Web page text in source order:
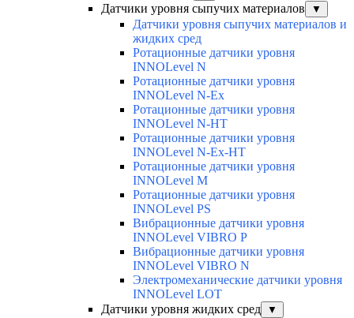
Датчики уровня сыпучих материалов ▼
Датчики уровня сыпучих материалов и
жидких сред
Ротационные датчики уровня
INNOLevel N
Ротационные датчики уровня
INNOLevel N-Ex
Ротационные датчики уровня
INNOLevel N-HT
Ротационные датчики уровня
INNOLevel N-Ex-HT
Ротационные датчики уровня
INNOLevel M
Ротационные датчики уровня
INNOLevel PS
Вибрационные датчики уровня
INNOLevel VIBRO P
Вибрационные датчики уровня
INNOLevel VIBRO N
Электромеханические датчики уровня
INNOLevel LOT
Датчики уровня жидких сред
▼